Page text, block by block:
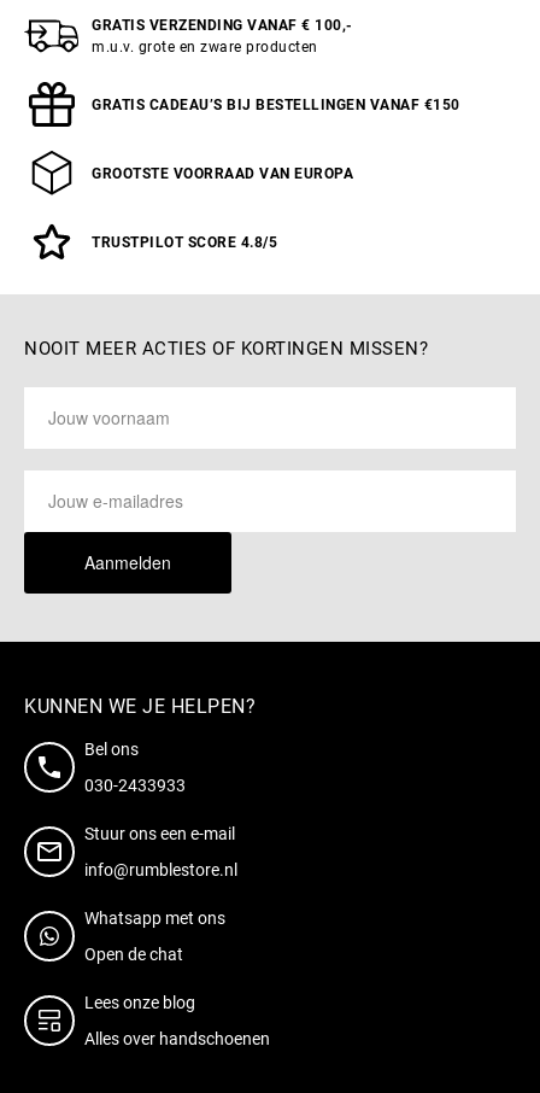
GRATIS VERZENDING VANAF € 100,-
m.u.v. grote en zware producten
GRATIS CADEAU’S BIJ BESTELLINGEN VANAF €150
GROOTSTE VOORRAAD VAN EUROPA
TRUSTPILOT SCORE 4.8/5
NOOIT MEER ACTIES OF KORTINGEN MISSEN?
Aanmelden
KUNNEN WE JE HELPEN?
Bel ons
030-2433933
Stuur ons een e-mail
info@rumblestore.nl
Whatsapp met ons
Open de chat
Lees onze blog
Alles over handschoenen